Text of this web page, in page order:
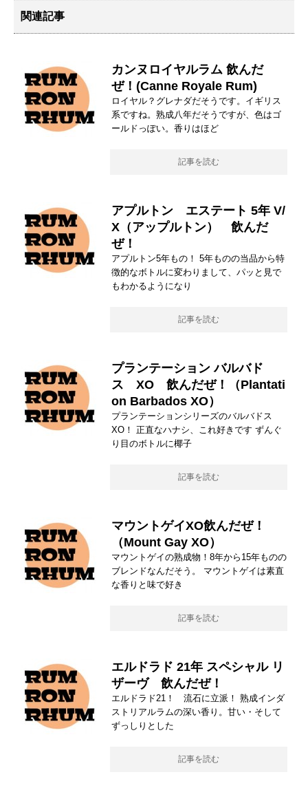
関連記事
カンヌロイヤルラム 飲んだ
ぜ！(Canne Royale Rum)
ロイヤル？グレナダだそうです。イギリス
系ですね。熟成八年だそうですが、色はゴ
ールドっぽい。香りはほど
記事を読む
アプルトン エステート 5年 V/
X（アップルトン） 飲んだ
ぜ！
アプルトン5年もの！ 5年ものの当品から特
徴的なボトルに変わりまして、パッと見で
もわかるようになり
記事を読む
プランテーション バルバド
ス XO 飲んだぜ！（Plantati
on Barbados XO）
プランテーションシリーズのバルバドス
XO！ 正直なハナシ、これ好きです ずんぐ
り目のボトルに椰子
記事を読む
マウントゲイXO飲んだぜ！
（Mount Gay XO）
マウントゲイの熟成物！8年から15年ものの
ブレンドなんだそう。 マウントゲイは素直
な香りと味で好き
記事を読む
エルドラド 21年 スペシャル リ
ザーヴ 飲んだぜ！
エルドラド21！ 流石に立派！ 熟成インダ
ストリアルラムの深い香り。甘い・そして
ずっしりとした
記事を読む